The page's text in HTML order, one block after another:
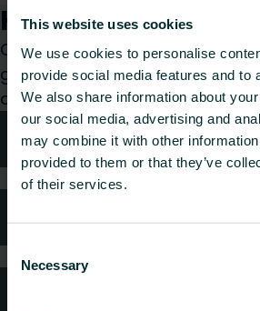
This website uses cookies
We use cookies to personalise
provide social media features and to
We also share information about
our social media, advertising and
may combine it with other information
provided to them or that they’ve
of their services.
Consent
Selection
Necessary
Hur kan vi hjälpa
Oavsett om du är konsult,
grossist, välj en kategori så tar
din förfrågan.
Teknisk rådgivning
Kundtjänst